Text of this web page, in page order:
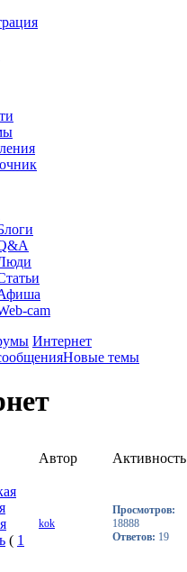
cam
Интернет
Новые темы
Автор Активность
( 1
kok
Просмотров:
18888
Ответов: 19